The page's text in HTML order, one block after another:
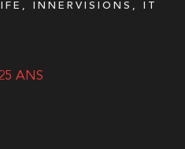
INNERVISIONS, IT
ANS